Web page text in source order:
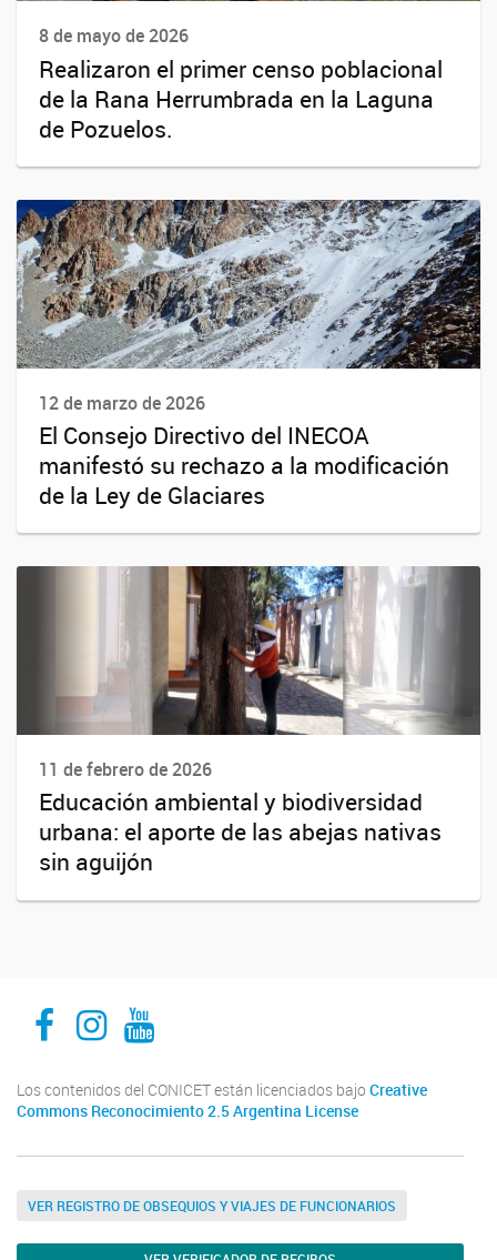
8 de mayo de 2026
Realizaron el primer censo poblacional
de la Rana Herrumbrada en la Laguna
de Pozuelos.
12 de marzo de 2026
El Consejo Directivo del INECOA
manifestó su rechazo a la modificación
de la Ley de Glaciares
11 de febrero de 2026
Educación ambiental y biodiversidad
urbana: el aporte de las abejas nativas
sin aguijón
INECOA CONICET UNJuINECOA CONICET UNJuINECOA CONICET UNJu
Los contenidos del CONICET están licenciados bajo Creative
Commons Reconocimiento 2.5 Argentina License
VER REGISTRO DE OBSEQUIOS Y VIAJES DE FUNCIONARIOS